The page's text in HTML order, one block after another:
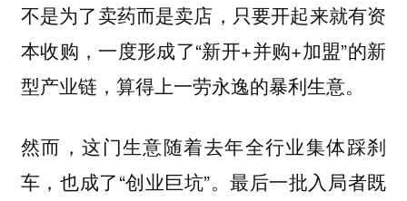
不是为了卖药而是卖店，只要开起来就有资
本收购，一度形成了“新开+并购+加盟”的新
型产业链，算得上一劳永逸的暴利生意。
然而，这门生意随着去年全行业集体踩刹
车，也成了“创业巨坑”。最后一批入局者既